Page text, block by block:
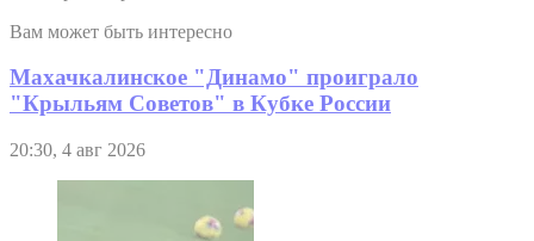
Вам может быть интересно
Махачкалинское "Динамо" проиграло
"Крыльям Советов" в Кубке России
20:30, 4 авг 2026